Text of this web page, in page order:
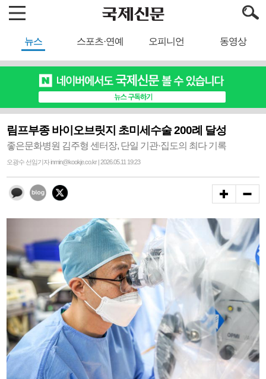
뉴스 스포츠·연예 오피니언 동영상
림프부종 바이오브릿지 초미세수술 200례 달성
좋은문화병원 김주형 센터장, 단일 기관·집도의 최다 기록
오광수 선임기자 inmin@kookje.co.kr | 2026.05.11 19:23